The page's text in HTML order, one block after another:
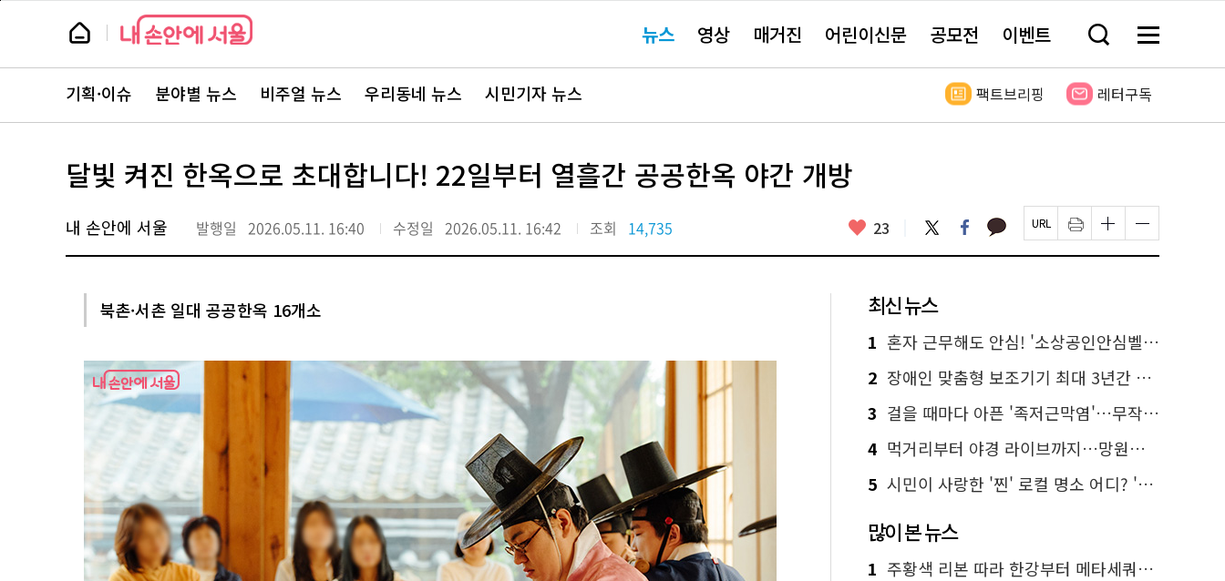
본
뉴
스 요뉴스 영상 매거진 어린이신문 공모전 이벤트 검
창
기
메
전
보
뉴
스
주
서
바
로
기획·이슈 분야별 뉴스 비주얼 뉴스 우리동네 뉴스 시민기자 뉴스 팩트브리핑 레터구독
달빛 켜진 한옥으로 초대합니다! 22일부터 열흘간 공공한옥 야간 개방
내 손안에 서울 발행일 2026.05.11. 16:40 수정일 2026.05.11. 16:42 조회 14,735 좋
요
23 트
위
터
페
이
스
카
카 페
이
지
인
쇄
하
글
자
크
하
기
글
자
크
하
기
북촌·서촌 일대 공공한옥 16개소 최신 뉴스
1 혼자 근무해도 안심! '소상공인안심벨' 신청하세요
2 장애인 맞춤형 보조기기 최대 3년간 무상 대여…삶의 질 높인다
3 걸을 때마다 아픈 '족저근막염'…무작정 참지 말고 '이것' 해보세요!
4 먹거리부터 야경 라이브까지…망원한강공원 알짜 코스
5 시민이 사랑한 '찐' 로컬 명소 어디? '서울에디션25' 추천 코스
많이 본 뉴스
1 주황색 리본 따라 한강부터 메타세쿼이아 숲길까지…서울둘레길 15코스
페